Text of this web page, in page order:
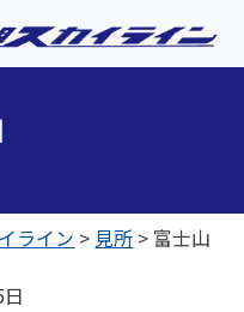
ライン > 見所 > 富士山